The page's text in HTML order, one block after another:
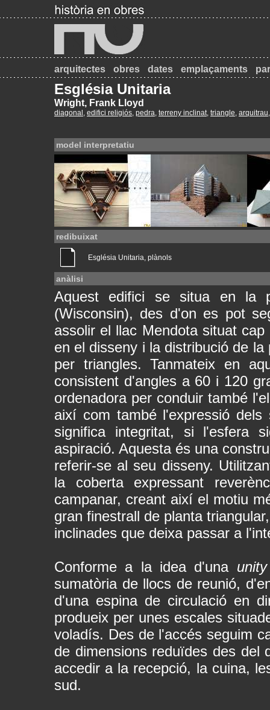
arquitectes obres dates emplaçaments
Església Unitaria
Wright, Frank Lloyd
diagonal , edifici religiós, pedra, terreny inclinat, triangle, arquitrau,
model interpretatiu
redibuixat
Església Unitaria, plànols
anàlisi
Aquest edifici se situa en la
(Wisconsin), des d'on es pot
assolir el llac Mendota situat
en el disseny i la distribució de
per triangles. Tanmateix en
consistent d'angles a 60 i 120
ordenadora per conduir també
així com també l'expressió
significa integritat, si l'esfera
aspiració. Aquesta és una
referir-se al seu disseny.
la coberta expressant
campanar, creant així el motiu
gran finestrall de planta
inclinades que deixa passar a
Conforme a la idea d'una
sumatòria de llocs de reunió,
d'una espina de circulació en
produeix per unes escales
voladís. Des de l'accés seguim
de dimensions reduïdes des del
accedir a la recepció, la cuina,
sud.